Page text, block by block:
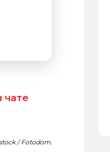
чате
/ Fotodom.